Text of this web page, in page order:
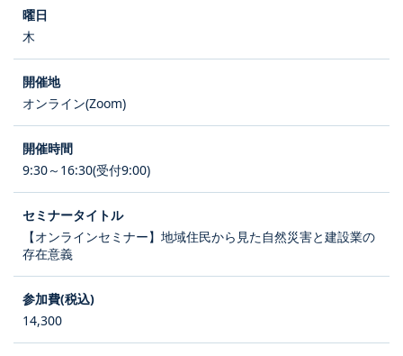
木
オンライン(Zoom)
9:30～16:30(受付9:00)
【オンラインセミナー】地域住民から見た自然災害と建設業の
存在意義
14,300